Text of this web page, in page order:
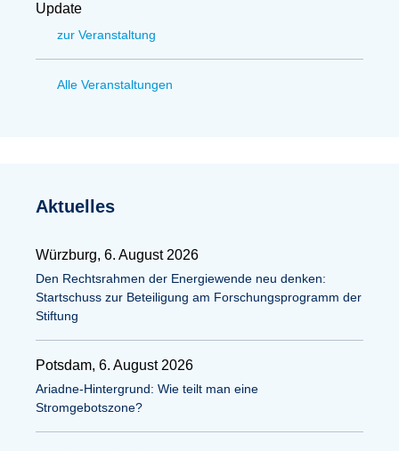
Update
zur Veranstaltung
Alle Veranstaltungen
Aktuelles
Würzburg, 6. August 2026
Den Rechtsrahmen der Energiewende neu denken:
Startschuss zur Beteiligung am Forschungsprogramm der
Stiftung
Potsdam, 6. August 2026
Ariadne-Hintergrund: Wie teilt man eine
Stromgebotszone?